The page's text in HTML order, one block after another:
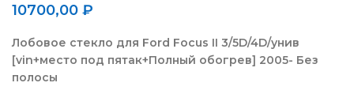
10700,00 ₽
Лобовое стекло для Ford Focus II 3/5D/4D/унив
[vin+место под пятак+Полный обогрев] 2005- Без
полосы